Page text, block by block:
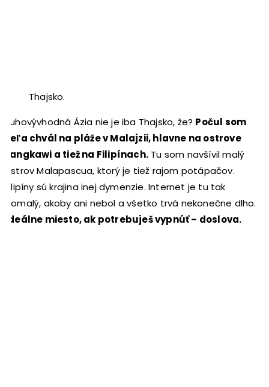
Thajsko.
Juhovývhodná Ázia nie je iba Thajsko, že? Počul som
veľa chvál na pláže v Malajzii, hlavne na ostrove
Langkawi a tiež na Filipínach. Tu som navšívil malý
ostrov Malapascua, ktorý je tiež rajom potápačov.
Filipíny sú krajina inej dymenzie. Internet je tu tak
pomalý, akoby ani nebol a všetko trvá nekonečne dlho.
Ideálne miesto, ak potrebuješ vypnúť – doslova.